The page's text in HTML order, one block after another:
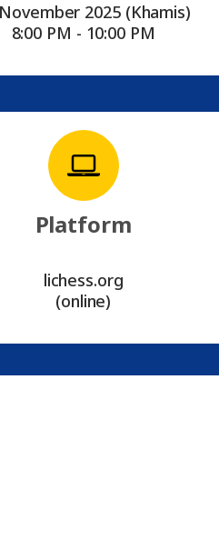
2025 (Khamis)
8:00 PM - 10:00 PM
Platform
lichess.org
(online)